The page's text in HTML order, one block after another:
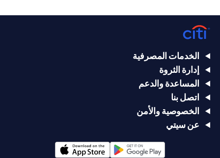
الخدمات المصرفية
إدارة الثروة
المساعدة والدعم
اتصل بنا
الخصوصية والأمن
عن سيتي